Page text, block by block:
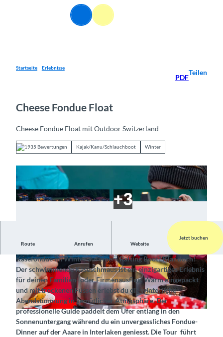
Suche Menü
Startseite Erlebnisse
PDF
Teilen
Cheese Fondue Float
Cheese Fondue Float mit Outdoor Switzerland
1935 Bewertungen Kajak/Kanu/Schlauchboot Winter
© Interlaken Tourismus, Outdoor Switzerland |CC-BY-SA
© Interlaken Tourismus, Outdoor Switzerland |
CC-BY-SA
© Interlaken Tourismus, Outdoor Switzerland |
CC-BY-SA
Route Anrufen Website
Jetzt buchen
Einzigartiges Wintererlebnis in gemütlichem Ambiente
Käsefondue im Winter auf einem Rafting Boot? Klar doch!
Der schwimmende Käseschmaus ist ein einzigartiges Erlebnis
für deinen Familien- oder Firmenausflug. Warm eingepackt
und mit trockenen Füssen erlebst du die winterliche
Abendstimmung in gemütlicher Atmosphäre. Der
professionelle Guide paddelt dem Ufer entlang in den
Sonnenuntergang während du ein unvergessliches Fondue-
Dinner auf der Aaare in Interlaken geniesst. Die Tour führt